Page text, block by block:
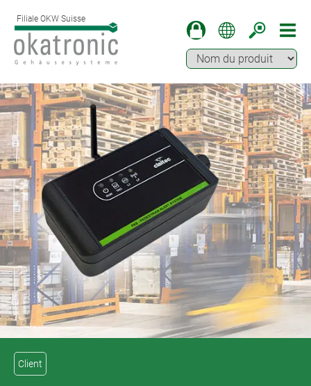
Filiale OKW Suisse
Client